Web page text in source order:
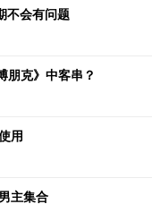
不会有问题
朋克》中客串？
用
主集合